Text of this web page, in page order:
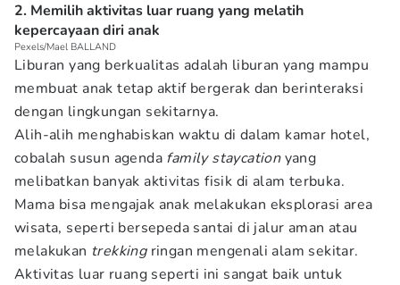
2. Memilih aktivitas luar ruang yang melatih
kepercayaan diri anak
Pexels/Mael BALLAND
Liburan yang berkualitas adalah liburan yang mampu
membuat anak tetap aktif bergerak dan berinteraksi
dengan lingkungan sekitarnya.
Alih-alih menghabiskan waktu di dalam kamar hotel,
cobalah susun agenda family staycationyang
melibatkan banyak aktivitas fisik di alam terbuka.
Mama bisa mengajak anak melakukan eksplorasi area
wisata, seperti bersepeda santai di jalur aman atau
melakukan trekkingringan mengenali alam sekitar.
Aktivitas luar ruang seperti ini sangat baik untuk